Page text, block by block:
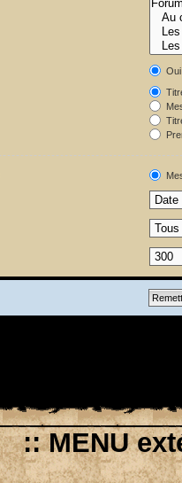
Oui
:: MENU